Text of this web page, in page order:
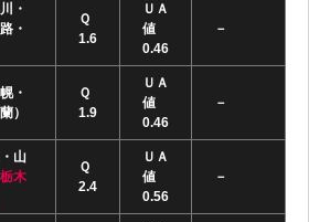
・
・
Ｑ
1.6
ＵＡ
値
0.46
－
・
）
Ｑ
1.9
ＵＡ
値
0.46
－
山
栃木
Ｑ
2.4
ＵＡ
値
0.56
－